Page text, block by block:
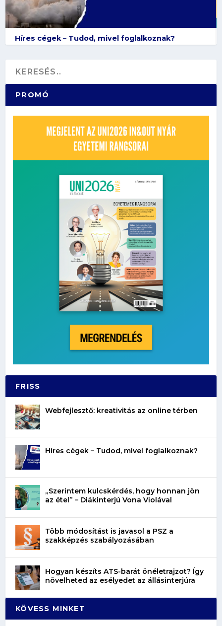
Híres cégek – Tudod, mivel foglalkoznak?
PROMÓ
FRISS
Webfejlesztő: kreativitás az online térben
Híres cégek – Tudod, mivel foglalkoznak?
„Szerintem kulcskérdés, hogy honnan jön
az étel” – Diákinterjú Vona Violával
Több módosítást is javasol a PSZ a
szakképzés szabályozásában
Hogyan készíts ATS-barát önéletrajzot? Így
növelheted az esélyedet az állásinterjúra
KÖVESS MINKET